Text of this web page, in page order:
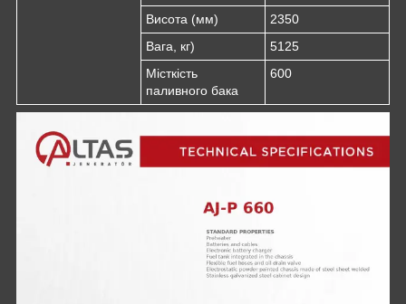
Висота (мм)
2350
Вага, кг)
5125
Місткість
паливного бака
600